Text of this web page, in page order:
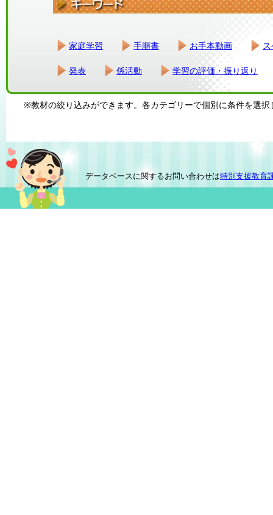
家庭学習 手順書 お手本動画
発表 係活動 学習の評価・振り返り
※教材の絞り込みができます。各カテゴリーで個別に条件を選択
データベースに関するお問い合わせは特別支援教育